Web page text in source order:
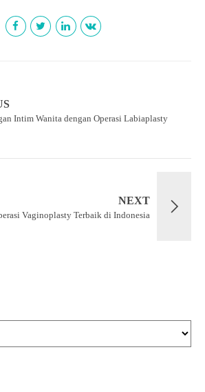
Intim Wanita dengan Operasi Labiaplasty
NEXT
Vaginoplasty Terbaik di Indonesia